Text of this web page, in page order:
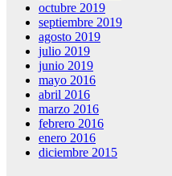
octubre 2019
septiembre 2019
agosto 2019
julio 2019
junio 2019
mayo 2016
abril 2016
marzo 2016
febrero 2016
enero 2016
diciembre 2015